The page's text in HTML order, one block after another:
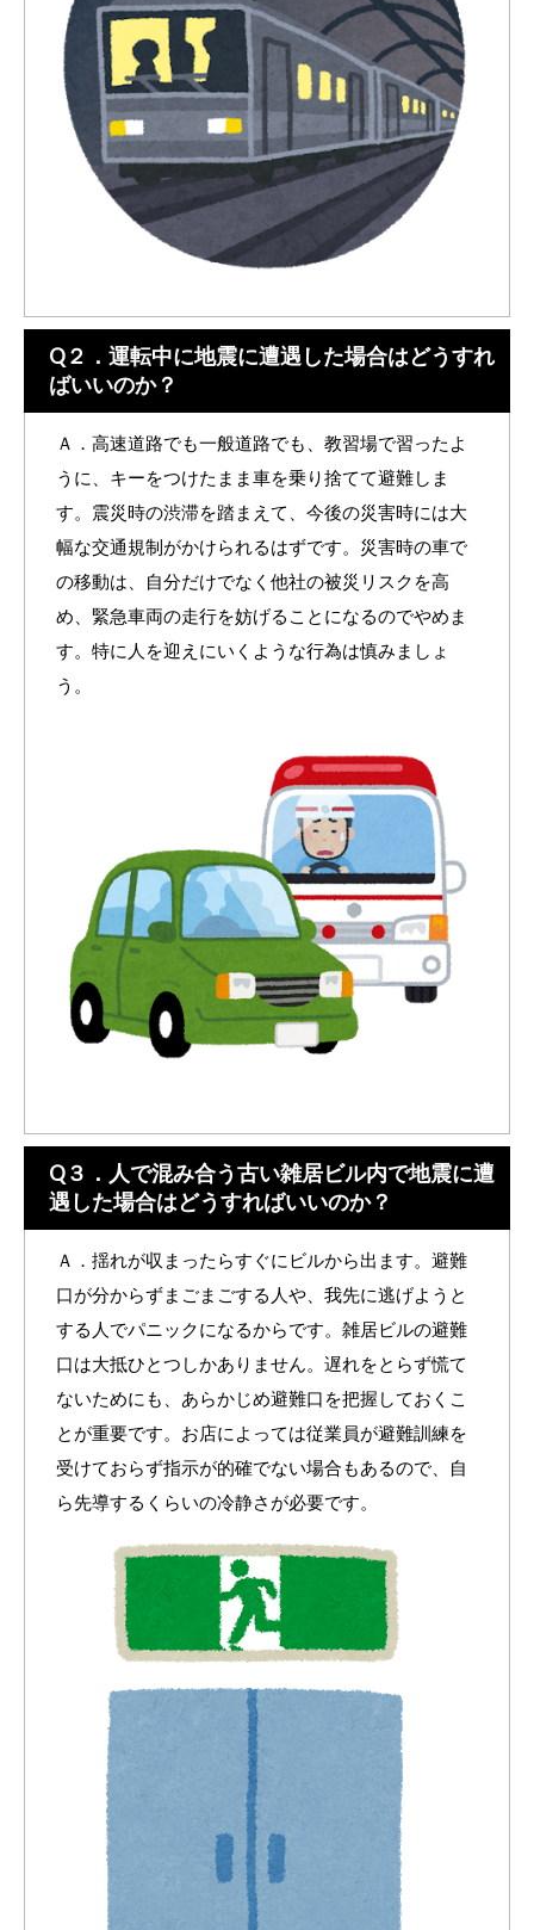
Q２．運転中に地震に遭遇した場合はどうすれ
ばいいのか？
Ａ．高速道路でも一般道路でも、教習場で習ったよ
うに、キーをつけたまま車を乗り捨てて避難しま
す。震災時の渋滞を踏まえて、今後の災害時には大
幅な交通規制がかけられるはずです。災害時の車で
の移動は、自分だけでなく他社の被災リスクを高
め、緊急車両の走行を妨げることになるのでやめま
す。特に人を迎えにいくような行為は慎みましょ
う。
Q３．人で混み合う古い雑居ビル内で地震に遭
遇した場合はどうすればいいのか？
Ａ．揺れが収まったらすぐにビルから出ます。避難
口が分からずまごまごする人や、我先に逃げようと
する人でパニックになるからです。雑居ビルの避難
口は大抵ひとつしかありません。遅れをとらず慌て
ないためにも、あらかじめ避難口を把握しておくこ
とが重要です。お店によっては従業員が避難訓練を
受けておらず指示が的確でない場合もあるので、自
ら先導するくらいの冷静さが必要です。